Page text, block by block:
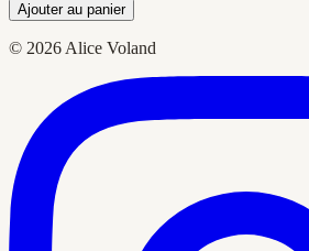
Ajouter au panier
© 2026 Alice Voland